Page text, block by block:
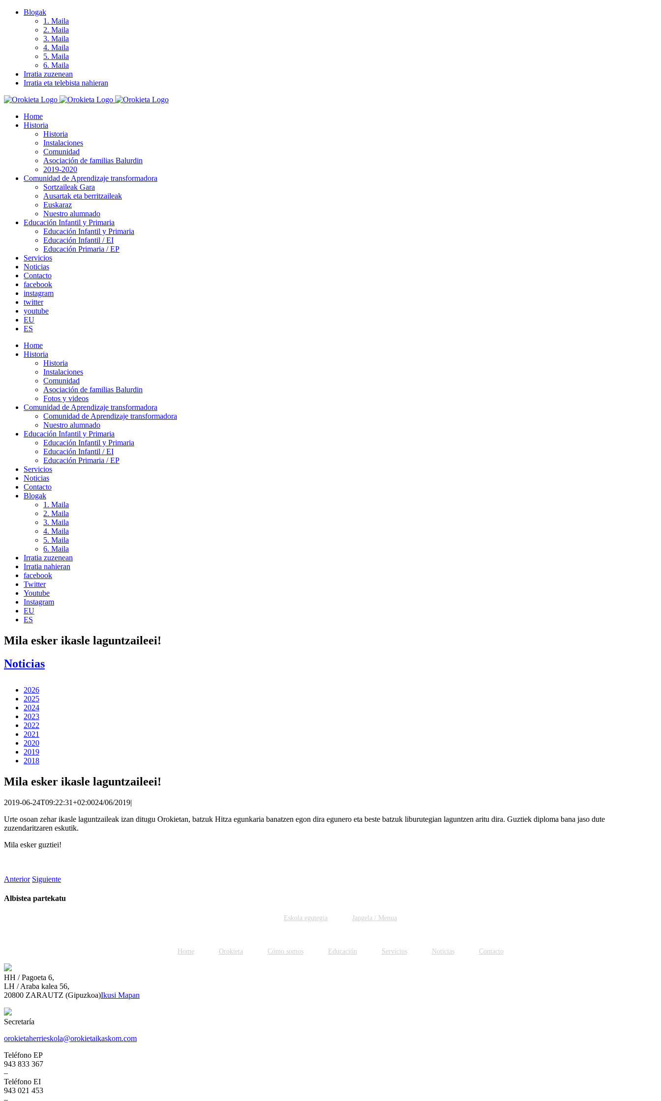
Skip
Blogak
1. Maila
2. Maila
3. Maila
4. Maila
5. Maila
6. Maila
Irratia zuzenean
Irratia eta telebista nahieran
Home
Historia
Historia
Instalaciones
Comunidad
Asociación de familias Balurdin
2019-2020
Comunidad de Aprendizaje transformadora
Sortzaileak Gara
Ausartak eta berritzaileak
Euskaraz
Nuestro alumnado
Educación Infantil y Primaria
Educación Infantil y Primaria
Educación Infantil / EI
Educación Primaria / EP
Servicios
Noticias
Contacto
facebook
instagram
twitter
youtube
EU
ES
Home
Historia
Historia
Instalaciones
Comunidad
Asociación de familias Balurdin
Fotos y videos
Comunidad de Aprendizaje transformadora
Comunidad de Aprendizaje transformadora
Nuestro alumnado
Educación Infantil y Primaria
Educación Infantil y Primaria
Educación Infantil / EI
Educación Primaria / EP
Servicios
Noticias
Contacto
Blogak
1. Maila
2. Maila
3. Maila
4. Maila
5. Maila
6. Maila
Irratia zuzenean
Irratia nahieran
facebook
Twitter
Youtube
Instagram
EU
ES
Mila esker ikasle laguntzaileei!
Noticias
2026
2025
2024
2023
2022
2021
2020
2019
2018
Mila esker ikasle laguntzaileei!
2019-06-24T09:22:31+02:0024/06/2019|
Urte osoan zehar ikasle laguntzaileak izan ditugu Orokietan, batzuk Hitza egunkaria banatzen egon dira egunero eta beste batzuk liburutegian laguntzen aritu dira. Guztiek diploma bana jaso dute
zuzendaritzaren eskutik.
Mila esker guztiei!
Anterior Siguiente
Albistea partekatu
Eskola egutegia Jangela / Menua
Home Orokieta Cómo somos Educación Servicios Noticias Contacto
HH / Pagoeta 6,
LH / Araba kalea 56,
20800 ZARAUTZ (Gipuzkoa)Ikusi Mapan
Secretaría
orokietaherrieskola@orokietaikaskom.com
Teléfono EP
943 833 367
–
Teléfono EI
943 021 453